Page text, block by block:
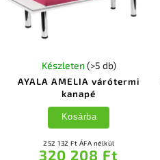
AYALA AMELIA várótermi
kanapé
Készleten (>5 db)
252 132 Ft ÁFA nélkül
320 208 Ft
Kosárba